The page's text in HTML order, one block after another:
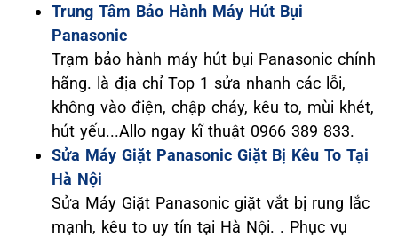
Trung Tâm Bảo Hành Máy Hút Bụi
Panasonic
Trạm bảo hành máy hút bụi Panasonic chính
hãng. là địa chỉ Top 1 sửa nhanh các lỗi,
không vào điện, chập cháy, kêu to, mùi khét,
hút yếu...Allo ngay kĩ thuật 0966 389 833.
Sửa Máy Giặt Panasonic Giặt Bị Kêu To Tại
Hà Nội
Sửa Máy Giặt Panasonic giặt vắt bị rung lắc
mạnh, kêu to uy tín tại Hà Nội. . Phục vụ